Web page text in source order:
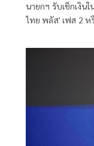
นายกฯ รับเช็กเงิน
ไทย พลัส' เฟส 2
แข็งแรง